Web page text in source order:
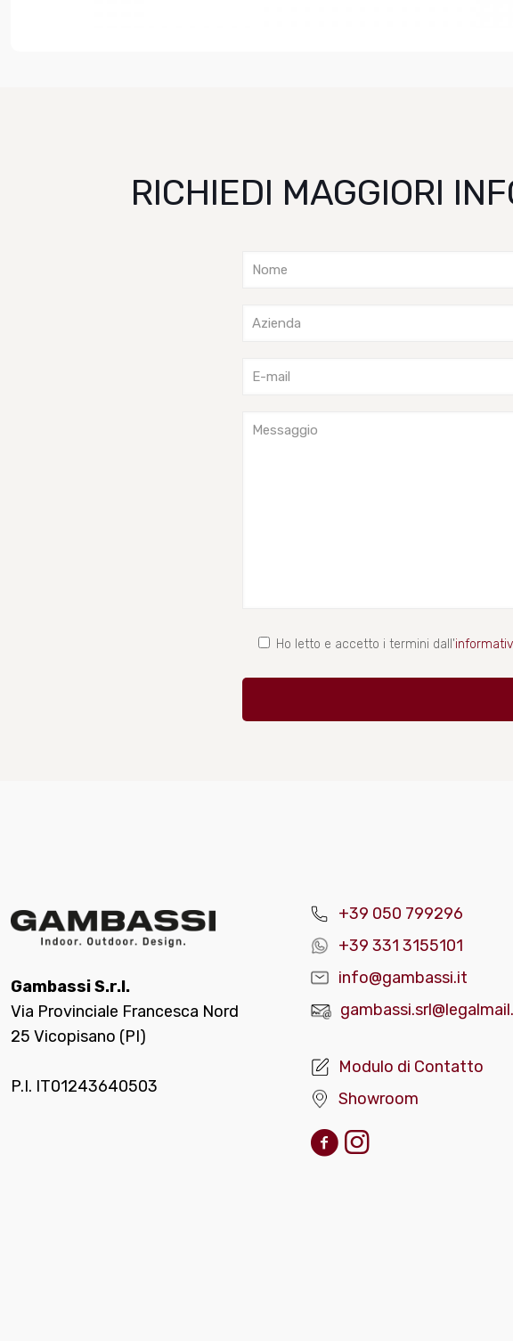
RICHIEDI MAGGIORI
Ho letto e accetto i termini dall'
Gambassi S.r.l.
Via Provinciale Francesca Nord
25 Vicopisano (PI)
P.I. IT01243640503
+39 050 799296
+39 331 3155101
info@gambassi.it
Modulo di Contatto
Showroom